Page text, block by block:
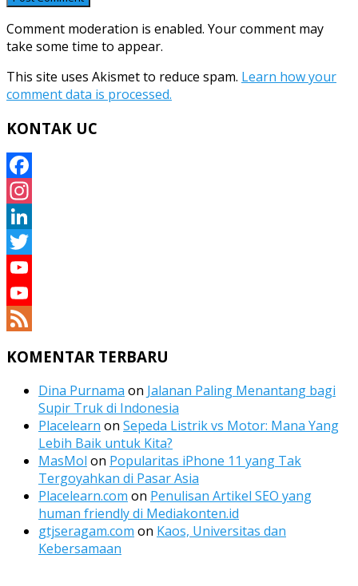
Comment moderation is enabled. Your comment may
take some time to appear.
This site uses Akismet to reduce spam. Learn how your
comment data is processed.
KONTAK UC
Facebook
Instagram
LinkedIn
Twitter
YouTube
YouTube
KOMENTAR TERBARU
Dina Purnama on Jalanan Paling Menantang bagi
Supir Truk di Indonesia
Placelearn on Sepeda Listrik vs Motor: Mana Yang
Lebih Baik untuk Kita?
MasMol on Popularitas iPhone 11 yang Tak
Tergoyahkan di Pasar Asia
Placelearn.com on Penulisan Artikel SEO yang
human friendly di Mediakonten.id
gtjseragam.com on Kaos, Universitas dan
Kebersamaan